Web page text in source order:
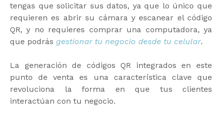
tengas que solicitar sus datos, ya que lo único que
requieren es abrir su cámara y escanear el código
QR, y no requieres comprar una computadora, ya
que podrás gestionar tu negocio desde tu celular.
La generación de códigos QR integrados en este
punto de venta es una característica clave que
revoluciona la forma en que tus clientes
interactúan con tu negocio.